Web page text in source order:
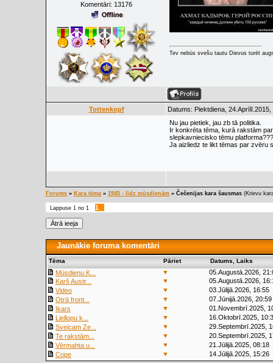
Komentāri: 13176
Tev nebūs svešu tautu Dievus turēt
Tottenkopf
Datums: Piektdiena,
Nu jau pietiek, jau zb tā politika.
Ir konkrēta tēma, kurā rakstām
slepkavniecisko tēmu platforma???
Ja aizliedz te likt tēmas par zvēru
Forums » Kara tēma » 1945 - līdz mūsdienām » Čečenijas kara šausmas (Krievu
Lappuse 1 no 1 1
Jaunākie foruma komentāri
Tēma Pāriet Datums, Laiks
Mūsdienu K... ▼
05.Augustā.2026,
Karš Austr...
▼
05.Augustā.2026,
Video
▼
03.Jūlijā.2026, 16:55
Otrā front...
▼
07.Jūnijā.2026, 20:59
Ikars
▼
01.Novembrī.2025,
Liellopu k...
▼
16.Oktobrī.2025,
Sveicam Ze...
▼
29.Septembrī.2025,
Te rakstām...
▼
20.Septembrī.2025,
Vērmahta u...
▼
21.Jūlijā.2025, 08:18
Cope
▼ 14.Jūlijā.2025, 15:26